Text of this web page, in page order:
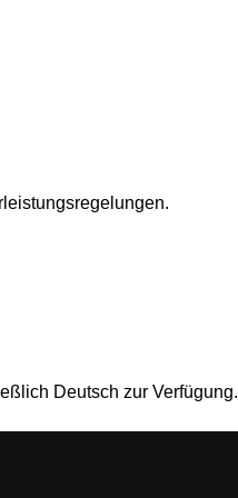
Deutsch zur Verfügung.